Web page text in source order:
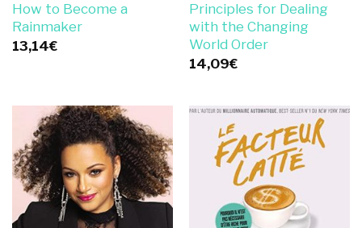
How to Become a
Rainmaker
13,14€
Principles for Dealing
with the Changing
World Order
14,09€